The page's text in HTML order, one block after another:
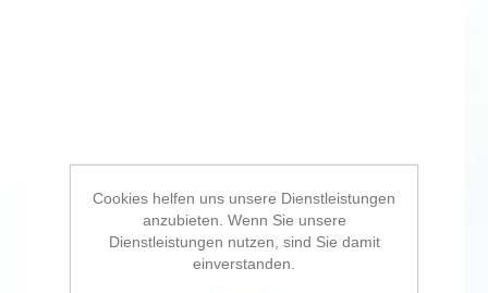
Cookies helfen uns unsere Dienstleistungen
anzubieten. Wenn Sie unsere
Dienstleistungen nutzen, sind Sie damit
einverstanden.